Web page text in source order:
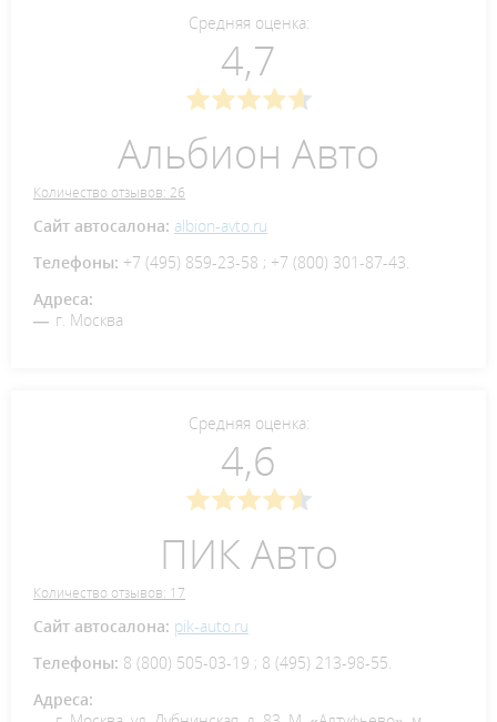
Средняя оценка:
4,7
Альбион Авто
Количество отзывов: 26
Сайт автосалона: albion-avto.ru
Телефоны: +7 (495) 859-23-58 ; +7 (800) 301-87-43.
Адреса:
г. Москва
Средняя оценка:
4,6
ПИК Авто
Количество отзывов: 17
Сайт автосалона: pik-auto.ru
Телефоны: 8 (800) 505-03-19 ; 8 (495) 213-98-55.
Адреса: